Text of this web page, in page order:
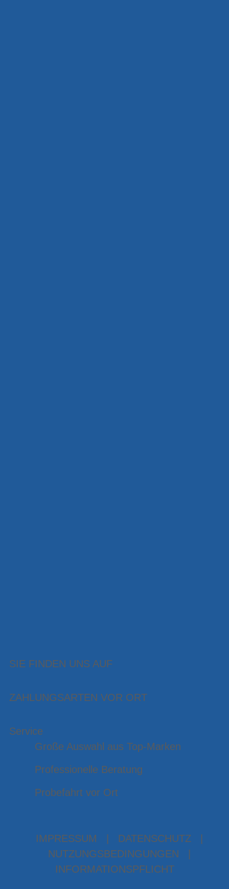
SIE FINDEN UNS AUF
ZAHLUNGSARTEN VOR ORT
Service
Große Auswahl aus Top-Marken
Professionelle Beratung
Probefahrt vor Ort
IMPRESSUM DATENSCHUTZ
NUTZUNGSBEDINGUNGEN
INFORMATIONSPFLICHT